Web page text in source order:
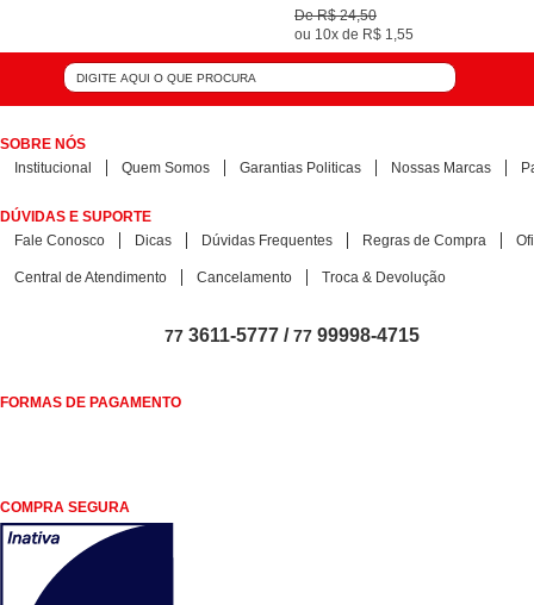
DeR$ 24,50
ou 10x de R$ 1,55
SOBRE NÓS
Institucional
Quem Somos Garantias Politicas Nossas Marcas
DÚVIDAS E SUPORTE
Fale Conosco
Dicas Dúvidas Frequentes Regras de Compra
Central de Atendimento Cancelamento Troca & Devolução
77 3611-5777 /77 99998-4715
FORMAS DE PAGAMENTO
COMPRA SEGURA